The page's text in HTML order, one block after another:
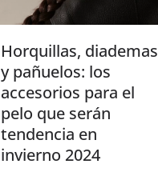
​Horquillas, diademas
y pañuelos: los
accesorios para el
pelo que serán
tendencia en
invierno 2024